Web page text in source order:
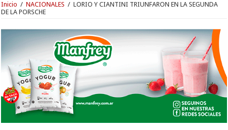
Inicio / NACIONALES / LORIO Y CIANTINI TRIUNFARON EN LA SEGUNDA
DE LA PORSCHE